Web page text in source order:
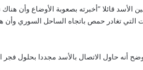
الأسد قائلا “أخبرته بصعوبة الأوضاع وأن
التي تغادر حمص باتجاه الساحل السوري وأن
أنه حاول الاتصال بالأسد مجددا بحلول فجر